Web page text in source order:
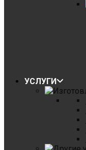
УСЛУГИ